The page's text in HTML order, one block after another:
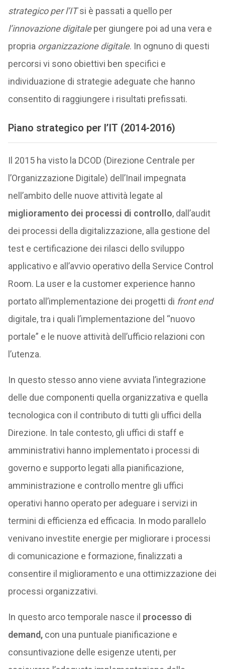
strategico per l’ITsi è passati a quello per
l’innovazione digitaleper giungere poi ad una vera e
propria organizzazione digitale. In ognuno di questi
percorsi vi sono obiettivi ben specifici e
individuazione di strategie adeguate che hanno
consentito di raggiungere i risultati prefissati.
Piano strategico per l’IT (2014-2016)
Il 2015 ha visto la DCOD (Direzione Centrale per
l’Organizzazione Digitale) dell’Inail impegnata
nell’ambito delle nuove attività legate al
miglioramento dei processi di controllo, dall’audit
dei processi della digitalizzazione, alla gestione del
test e certificazione dei rilasci dello sviluppo
applicativo e all’avvio operativo della Service Control
Room. La user e la customer experience hanno
portato all’implementazione dei progetti di front end
digitale, tra i quali l’implementazione del “nuovo
portale” e le nuove attività dell’ufficio relazioni con
l’utenza.
In questo stesso anno viene avviata l’integrazione
delle due componenti quella organizza­tiva e quella
tecnologica con il contributo di tutti gli uffici della
Direzione. In tale contesto, gli uffici di staff e
amministrativi hanno implementato i processi di
governo e supporto legati alla pianificazione,
amministrazione e controllo mentre gli uffici
operativi hanno operato per adeguare i servizi in
termini di efficienza ed efficacia. In modo parallelo
venivano investite energie per migliorare i processi
di comunicazione e formazione, finalizzati a
consentire il mi­glioramento e una ottimizzazione dei
processi organizzativi.
In questo arco temporale nasce il processo di
demand,con una puntuale pianificazione e
consuntivazione delle esigenze utenti, per